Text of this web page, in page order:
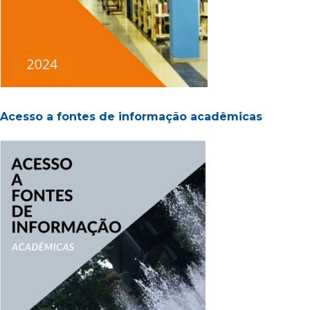
Acesso a fontes de informação acadêmicas